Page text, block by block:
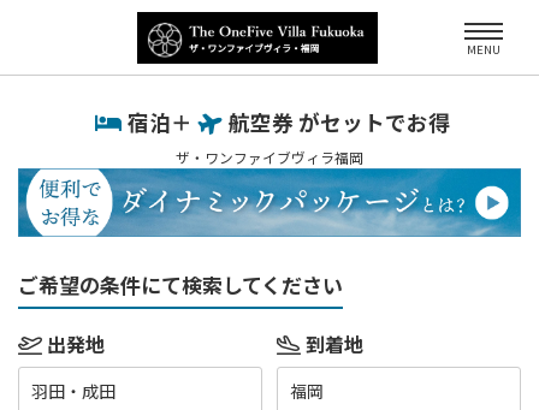
MENU
宿泊＋ 航空券 がセットでお得
ザ・ワンファイブヴィラ福岡
ご希望の条件にて検索してください
出発地
羽田・成田
到着地
福岡